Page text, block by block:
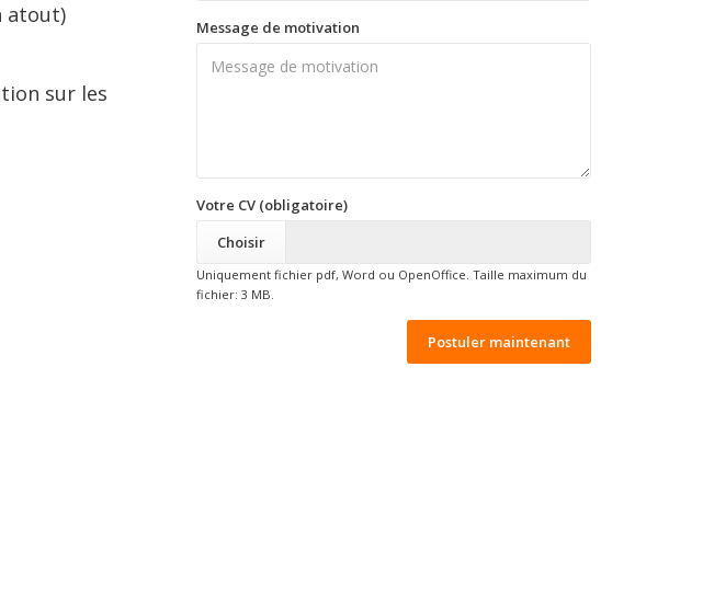
atout)
sur les
Message de motivation
Votre CV (obligatoire)
Choisir
Uniquement fichier pdf, Word ou OpenOffice. Taille maximum du
fichier: 3 MB.
Postuler maintenant